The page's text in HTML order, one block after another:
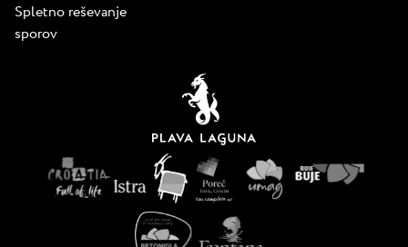
Spletno reševanje
sporov